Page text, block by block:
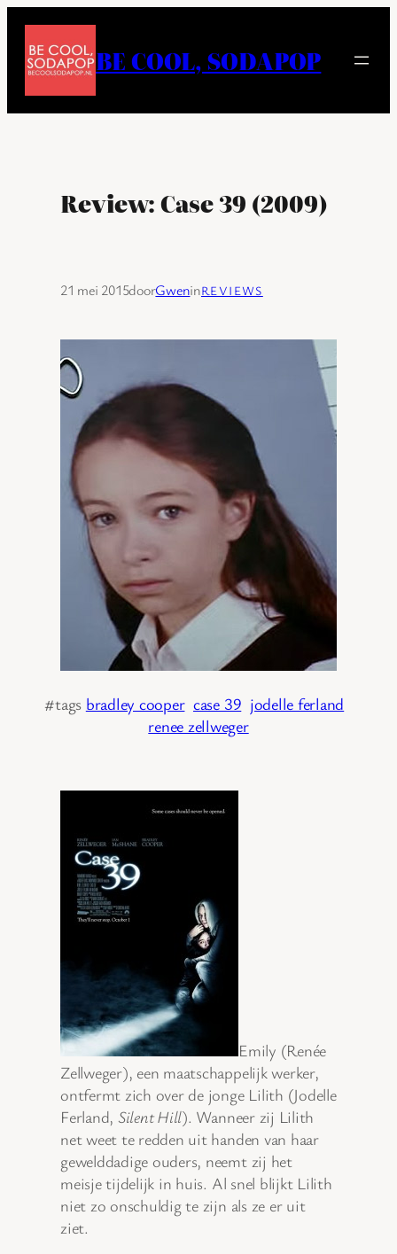
naar
inhoud
BE COOL, SODAPOP
Review: Case 39 (2009)
21 mei 2015doorGweninREVIEWS
#tags bradley cooper case 39 jodelle ferland
renee zellweger
Emily (Renée
Zellweger), een maatschappelijk werker,
ontfermt zich over de jonge Lilith (Jodelle
Ferland, Silent Hill). Wanneer zij Lilith
net weet te redden uit handen van haar
gewelddadige ouders, neemt zij het
meisje tijdelijk in huis. Al snel blijkt Lilith
niet zo onschuldig te zijn als ze er uit
ziet.